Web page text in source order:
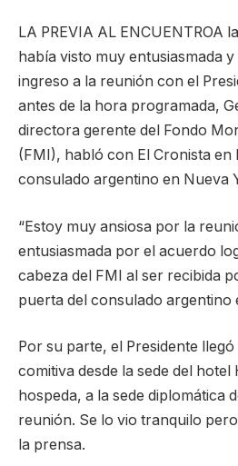
LA PREVIA AL ENCUENTROA
había visto muy entusiasmada
ingreso a la reunión con el
antes de la hora programada,
directora gerente del Fondo
(FMI), habló con El Cronista en
consulado argentino en Nueva
“Estoy muy ansiosa por la
entusiasmada por el acuerdo
cabeza del FMI al ser recibida
puerta del consulado argentino
Por su parte, el Presidente
comitiva desde la sede del hotel
hospeda, a la sede diplomática
reunión. Se lo vio tranquilo
la prensa.